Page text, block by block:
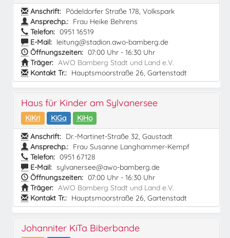
Anschrift: Pödeldorfer Straße 178, Volkspark
Ansprechp.: Frau Heike Behrens
Telefon: 0951 16519
E-Mail: leitung@stadion.awo-bamberg.de
Öffnungszeiten: 07:00 Uhr - 16:30 Uhr
Träger: AWO Bamberg Stadt und Land e.V.
Kontakt Tr.: Hauptsmoorstraße 26, Gartenstadt
Haus für Kinder am Sylvanersee
KiKri KiGa
KiHo
Anschrift: Dr.-Martinet-Straße 32, Gaustadt
Ansprechp.: Frau Susanne Langhammer-Kempf
Telefon: 0951 67128
E-Mail: sylvanersee@awo-bamberg.de
Öffnungszeiten: 07:00 Uhr - 16:30 Uhr
Träger: AWO Bamberg Stadt und Land e.V.
Kontakt Tr.: Hauptsmoorstraße 26, Gartenstadt
Johanniter KiTa Biberbande